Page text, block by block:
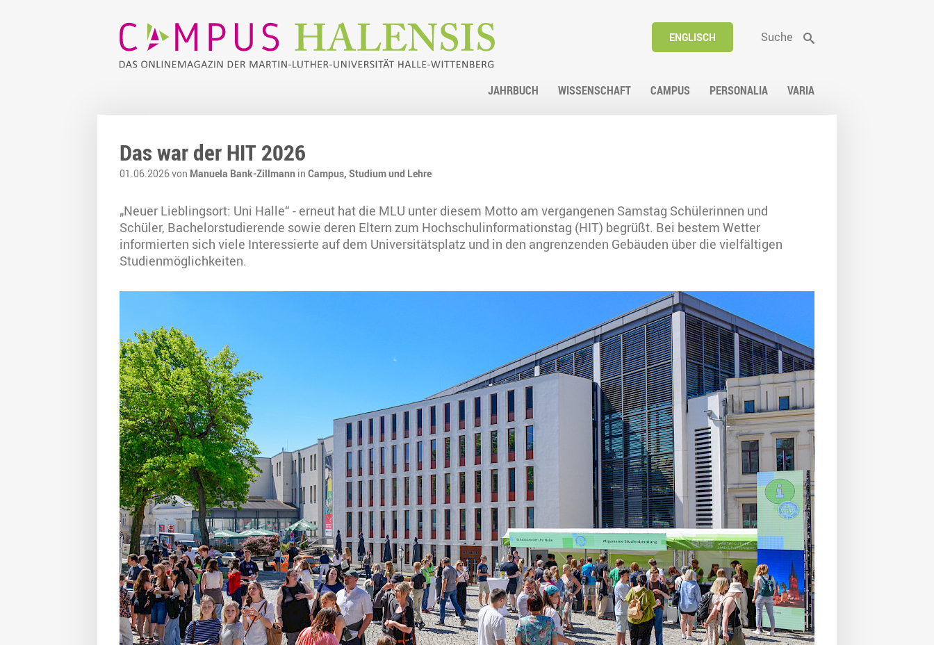
ENGLISCH Suche
JAHRBUCH WISSENSCHAFT CAMPUS PERSONALIA VARIA
Das war der HIT 2026
01.06.2026 von Manuela Bank-Zillmann in Campus, Studium und Lehre
„Neuer Lieblingsort: Uni Halle“ - erneut hat die MLU unter diesem Motto am vergangenen Samstag Schülerinnen und
Schüler, Bachelorstudierende sowie deren Eltern zum Hochschulinformationstag (HIT) begrüßt. Bei bestem Wetter
informierten sich viele Interessierte auf dem Universitätsplatz und in den angrenzenden Gebäuden über die vielfältigen
Studienmöglichkeiten.